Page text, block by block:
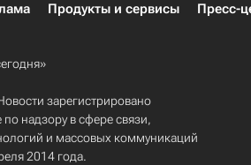
Продукты и сервисы Пресс-
зарегистрировано
надзору в сфере связи,
и массовых коммуникаций
2014 года.